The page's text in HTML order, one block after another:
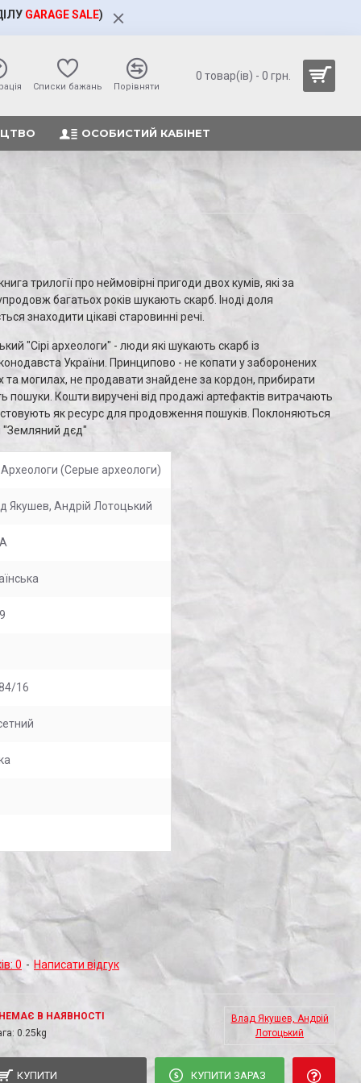
GARAGE SALE)
Cписки бажань Порівняти
0 товар(ів) - 0 грн.
ОСОБИСТИЙ КАБІНЕТ
трилогії про неймовірні пригоди двох кумів, які за
багатьох років шукають скарб. Іноді доля
знаходити цікаві старовинні речі.
"Сірі археологи" - люди які шукають скарб із
України. Принципово - не копати у заборонених
та могилах, не продавати знайдене за кордон, прибирати
пошуки. Кошти виручені від продажі артефактів витрачають
як ресурс для продовження пошуків. Поклоняються
"Земляний дєд"
Археологи (Серые археологи)
Якушев, Андрій Лотоцький
16
0 - Написати відгук
В НАЯВНОСТІ
0.25kg
Влад Якушев, Андрій
Лотоцький
КУПИТИ КУПИТИ ЗАРАЗ